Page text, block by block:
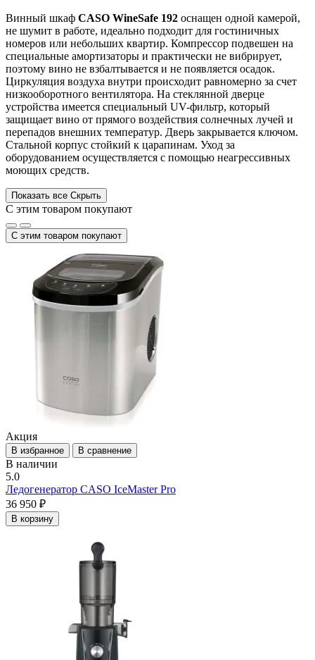
Винный шкаф CASO WineSafe 192 оснащен одной камерой,
не шумит в работе, идеально подходит для гостиничных
номеров или небольших квартир. Компрессор подвешен на
специальные амортизаторы и практически не вибрирует,
поэтому вино не взбалтывается и не появляется осадок.
Циркуляция воздуха внутри происходит равномерно за счет
низкооборотного вентилятора. На стеклянной дверце
устройства имеется специальный UV-фильтр, который
защищает вино от прямого воздействия солнечных лучей и
перепадов внешних температур. Дверь закрывается ключом.
Стальной корпус стойкий к царапинам. Уход за
оборудованием осуществляется с помощью неагрессивных
моющих средств.
Показать все Скрыть
С этим товаром покупают
С этим товаром покупают
Акция
В избранное В сравнение
В наличии
5.0
Ледогенератор CASO IceMaster Pro
36 950 ₽
В корзину